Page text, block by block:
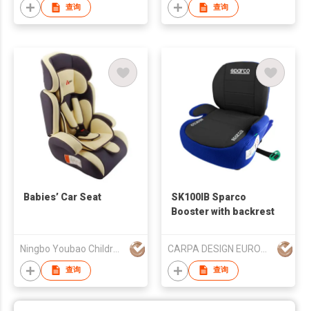
for Child Height 40-
150cm
查询 查询
Babies’ Car Seat
Ningbo Youbao Children's Products Co., Ltd.
查询
SK100IB Sparco
Booster with backrest
查询